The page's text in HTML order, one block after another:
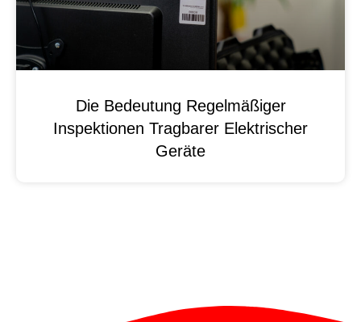
Die Bedeutung Regelmäßiger
Inspektionen Tragbarer Elektrischer
Geräte